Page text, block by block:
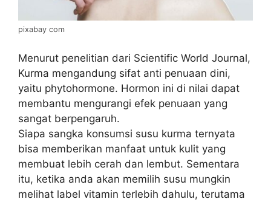
pixabay com
Menurut penelitian dari Scientific World Journal,
Kurma mengandung sifat anti penuaan dini,
yaitu phytohormone. Hormon ini di nilai dapat
membantu mengurangi efek penuaan yang
sangat berpengaruh.
Siapa sangka konsumsi susu kurma ternyata
bisa memberikan manfaat untuk kulit yang
membuat lebih cerah dan lembut. Sementara
itu, ketika anda akan memilih susu mungkin
melihat label vitamin terlebih dahulu, terutama